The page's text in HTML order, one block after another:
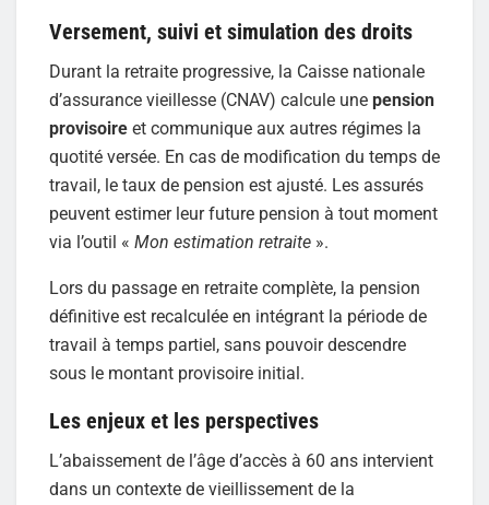
Versement, suivi et simulation des droits
Durant la retraite progressive, la Caisse nationale
d’assurance vieillesse (CNAV) calcule une pension
provisoire et communique aux autres régimes la
quotité versée. En cas de modification du temps de
travail, le taux de pension est ajusté. Les assurés
peuvent estimer leur future pension à tout moment
via l’outil « Mon estimation retraite ».
Lors du passage en retraite complète, la pension
définitive est recalculée en intégrant la période de
travail à temps partiel, sans pouvoir descendre
sous le montant provisoire initial.
Les enjeux et les perspectives
L’abaissement de l’âge d’accès à 60 ans intervient
dans un contexte de vieillissement de la